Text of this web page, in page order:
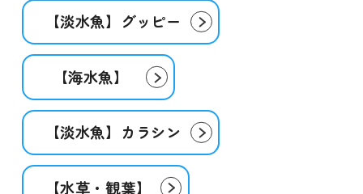
【淡水魚】グッピー
【海水魚】
【淡水魚】カラシン
【水草・観葉】